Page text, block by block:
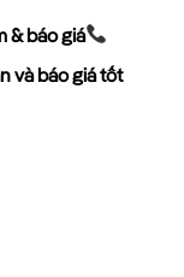
& báo giá
và báo giá tốt